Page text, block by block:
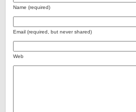
Name (required)
Email (required, but never shared)
Web